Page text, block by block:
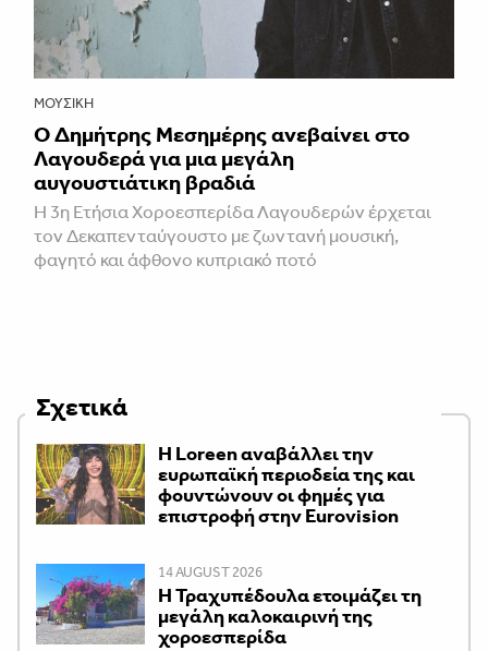
ΜΟΥΣΙΚΉ
Ο Δημήτρης Μεσημέρης ανεβαίνει στο
Λαγουδερά για μια μεγάλη
αυγουστιάτικη βραδιά
Η 3η Ετήσια Χοροεσπερίδα Λαγουδερών έρχεται
τον Δεκαπενταύγουστο με ζωντανή μουσική,
φαγητό και άφθονο κυπριακό ποτό
Σχετικά
Η Loreen αναβάλλει την
ευρωπαϊκή περιοδεία της και
φουντώνουν οι φημές για
επιστροφή στην Eurovision
14 AUGUST 2026
Η Τραχυπέδουλα ετοιμάζει τη
μεγάλη καλοκαιρινή της
χοροεσπερίδα